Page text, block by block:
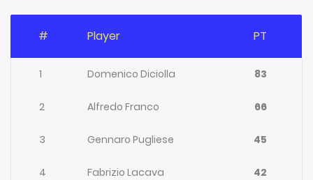
# Player PT
1 Domenico Diciolla 83
2 Alfredo Franco 66
3 Gennaro Pugliese 45
4 Fabrizio Lacava 42